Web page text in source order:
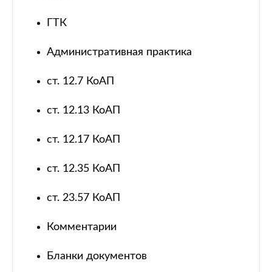
ГТК
Административная практика
ст. 12.7 КоАП
ст. 12.13 КоАП
ст. 12.17 КоАП
ст. 12.35 КоАП
ст. 23.57 КоАП
Комментарии
Бланки документов